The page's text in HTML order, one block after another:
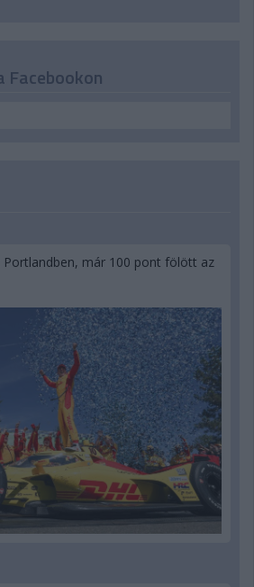
Facebookon
Portlandben, már 100 pont fölött az